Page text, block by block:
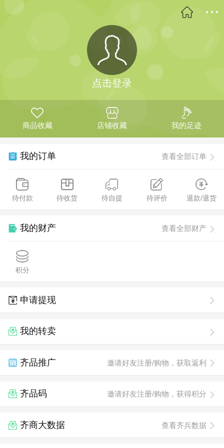
点击登录
商品收藏 店铺收藏 我的足迹
我的订单 查看全部订单
待付款 待收货 待自提 待评价 退款/退货
我的财产 查看全部财产
积分
申请提现
我的转卖
齐品推广 邀请好友注册/购物，获取返利
齐品码 邀请好友注册/购物，获得积分
齐商大数据 查看齐兵数据